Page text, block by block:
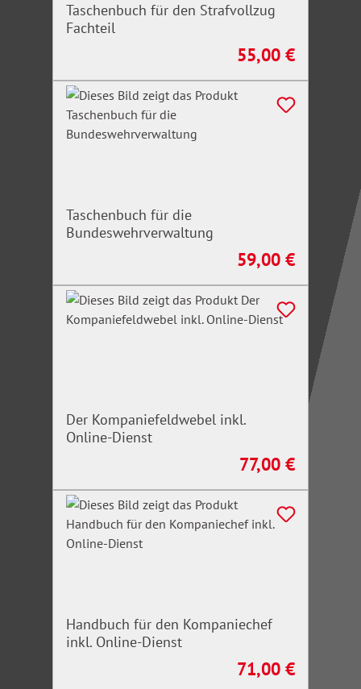
Taschenbuch für den Strafvollzug
Fachteil
Regulärer Preis:
55,00 €
Taschenbuch für die
Bundeswehrverwaltung
Regulärer Preis:
59,00 €
Der Kompaniefeldwebel inkl.
Online-Dienst
Regulärer Preis:
77,00 €
Handbuch für den Kompaniechef
inkl. Online-Dienst
Regulärer Preis:
71,00 €